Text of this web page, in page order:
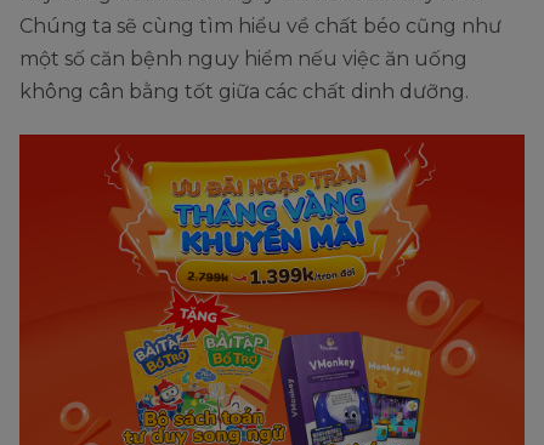
Chúng ta sẽ cùng tìm hiểu về chất béo cũng như
một số căn bệnh nguy hiểm nếu việc ăn uống
không cân bằng tốt giữa các chất dinh dưỡng.